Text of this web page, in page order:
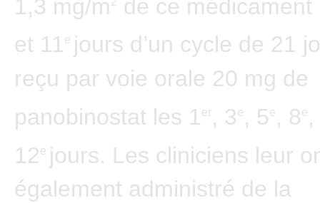
1,3 mg/m
de ce médicament
et 11e jours d’un cycle de 21
reçu par voie orale 20 mg de
panobinostat les 1er, 3e , 5e , 8e
12 e jours. Les cliniciens leur
également administré de la